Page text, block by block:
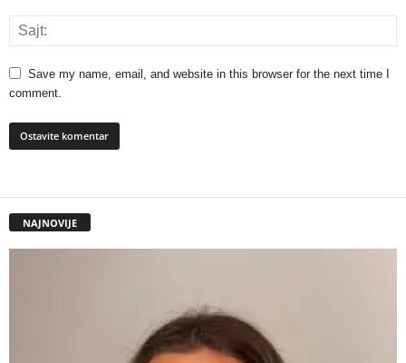
Save my name, email, and website in this browser for the next time I
comment.
NAJNOVIJE